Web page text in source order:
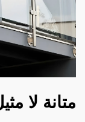
متانة لا